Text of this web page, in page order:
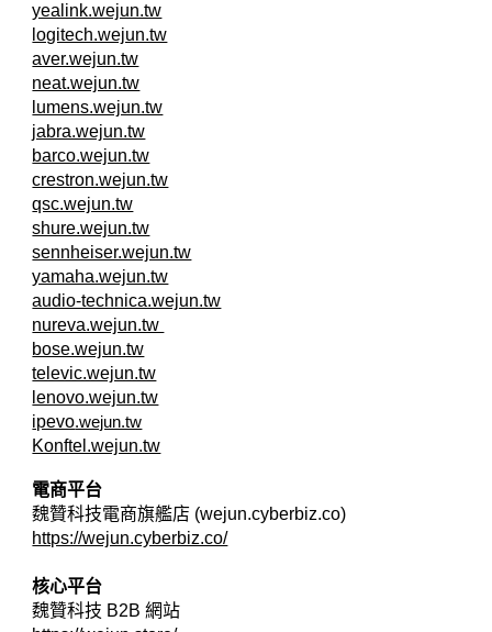
yealink.wejun.tw
logitech.wejun.tw
aver.wejun.tw
neat.wejun.tw
lumens.wejun.tw
jabra.wejun.tw
barco.wejun.tw
crestron.wejun.tw
qsc.wejun.tw
shure.wejun.tw
sennheiser.wejun.tw
yamaha.wejun.tw
audio-technica.wejun.tw
nureva.wejun.tw
bose.wejun.tw
televic.wejun.tw
lenovo.wejun.tw
ipevo.wejun.tw
Konftel.wejun.tw
電商平台
魏贊科技電商旗艦店 (wejun.cyberbiz.co)
https://wejun.cyberbiz.co/
核心平台
魏贊科技 B2B網站